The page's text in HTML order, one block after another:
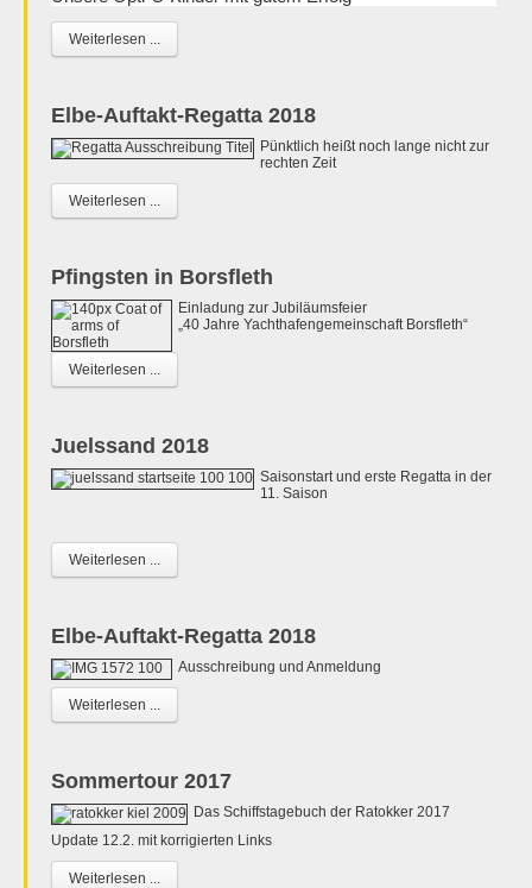
Weiterlesen ...
Elbe-Auftakt-Regatta 2018
Pünktlich heißt noch lange nicht zur
rechten Zeit
Weiterlesen ...
Pfingsten in Borsfleth
Einladung zur Jubiläumsfeier
„40 Jahre Yachthafengemeinschaft Borsfleth“
Weiterlesen ...
Juelssand 2018
Saisonstart und erste Regatta in der
11. Saison
Weiterlesen ...
Elbe-Auftakt-Regatta 2018
Ausschreibung und Anmeldung
Weiterlesen ...
Sommertour 2017
Das Schiffstagebuch der Ratokker 2017
Update 12.2. mit korrigierten Links
Weiterlesen ...